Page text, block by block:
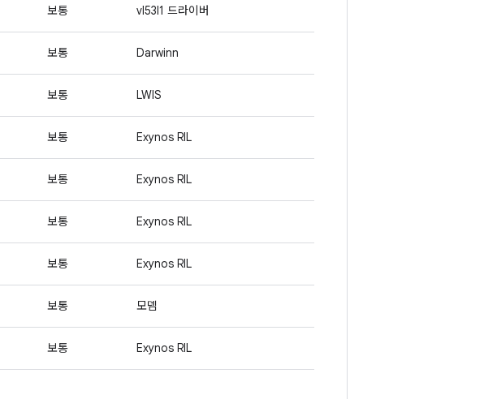
보통 vl53l1 드라이버
보통 Darwinn
보통 LWIS
보통 Exynos RIL
보통 Exynos RIL
보통 Exynos RIL
보통 Exynos RIL
보통 모뎀
보통 Exynos RIL